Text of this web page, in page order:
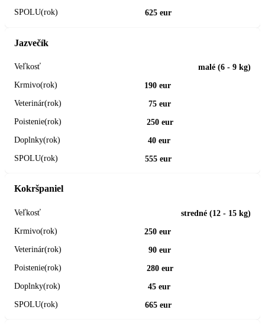
625 eur
Jazvečík
malé (6 - 9 kg)
190 eur
75 eur
250 eur
40 eur
555 eur
Kokršpaniel
stredné (12 - 15 kg)
250 eur
90 eur
280 eur
45 eur
665 eur